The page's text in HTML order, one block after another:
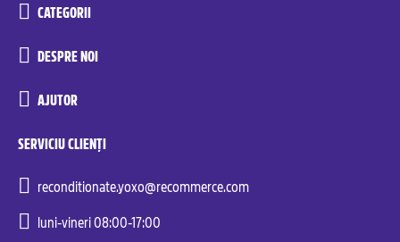
CATEGORII
DESPRE NOI
AJUTOR
SERVICIU CLIENȚI
reconditionate.yoxo@recommerce.com
luni-vineri 08:00-17:00